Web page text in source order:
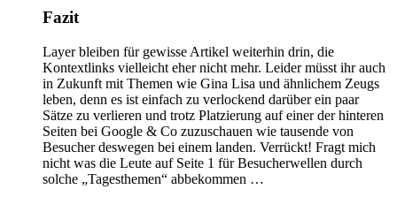
Fazit
Layer bleiben für gewisse Artikel weiterhin drin, die
Kontextlinks vielleicht eher nicht mehr. Leider müsst ihr auch
in Zukunft mit Themen wie Gina Lisa und ähnlichem Zeugs
leben, denn es ist einfach zu verlockend darüber ein paar
Sätze zu verlieren und trotz Platzierung auf einer der hinteren
Seiten bei Google & Co zuzuschauen wie tausende von
Besucher deswegen bei einem landen. Verrückt! Fragt mich
nicht was die Leute auf Seite 1 für Besucherwellen durch
solche „Tagesthemen“ abbekommen …